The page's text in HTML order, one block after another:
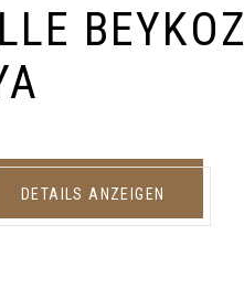
BEYKOZ
DETAILS ANZEIGEN